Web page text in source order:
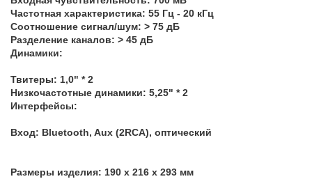
Частотная характеристика: 55 Гц - 20 кГц
Соотношение сигнал/шум: > 75 дБ
Разделение каналов: > 45 дБ
Динамики:
Твитеры: 1,0" * 2
Низкочастотные динамики: 5,25" * 2
Интерфейсы:
Вход: Bluetooth, Aux (2RCA), оптический
Размеры изделия: 190 x 216 x 293 мм